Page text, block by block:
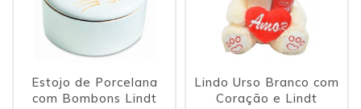
Estojo de Porcelana
com Bombons Lindt
Lindo Urso Branco com
Coração e Lindt